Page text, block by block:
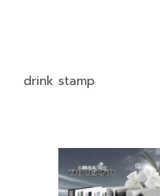
drink stamp